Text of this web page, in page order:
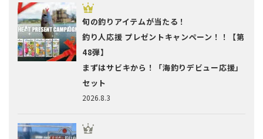
2026.8.3
旬の釣りアイテムが当たる！
釣り人応援 プレゼントキャンペーン！！【第
48弾】
まずはサビキから！「海釣りデビュー応援」
セット